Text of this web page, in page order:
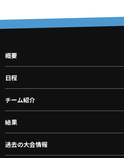
概要
日程
チーム紹介
結果
過去の大会情報